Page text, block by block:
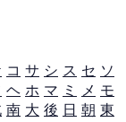
コ サ シ ス セ ソ
ヘ ホ マ ミ メ モ
南 大 後 日 朝 東